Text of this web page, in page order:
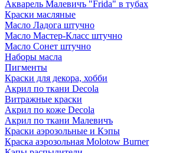
Акварель Малевичъ "Frida" в тубах
Краски масляные
Масло Ладога штучно
Масло Мастер-Класс штучно
Масло Сонет штучно
Наборы масла
Пигменты
Краски для декора, хобби
Акрил по ткани Decola
Витражные краски
Акрил по коже Decola
Акрил по ткани Малевичъ
Краски аэрозольные и Кэпы
Краска аэрозольная Molotow Burner